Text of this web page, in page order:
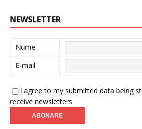
NEWSLETTER
Nume
E-mail
I agree to my submitted data being
receive newsletters